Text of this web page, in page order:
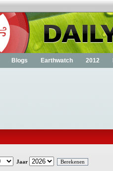
Blogs Earthwatch 2012
Jaar